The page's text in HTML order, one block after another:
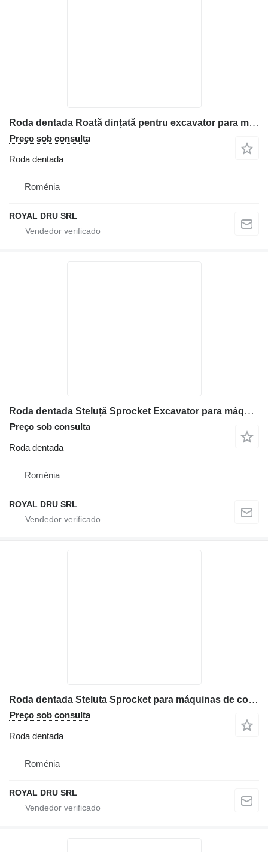
Roda dentada Roată dințată pentru excavator para máquinas de construção Volvo
Preço sob consulta
Roda dentada
Roménia
ROYAL DRU SRL
Roda dentada Steluță Sprocket Excavator para máquinas de construção Volvo EC160, EC240, EC330, EC360
Preço sob consulta
Roda dentada
Roménia
ROYAL DRU SRL
Roda dentada Steluta Sprocket para máquinas de construção Volvo
Preço sob consulta
Roda dentada
Roménia
ROYAL DRU SRL